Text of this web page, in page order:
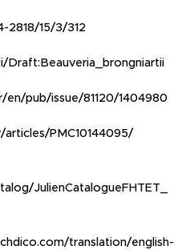
2818/15/3/312
Draft:Beauveria_brongniartii
pub/issue/81120/1404980
PMC10144095/
JulienCatalogueFHTET_
translation/english-